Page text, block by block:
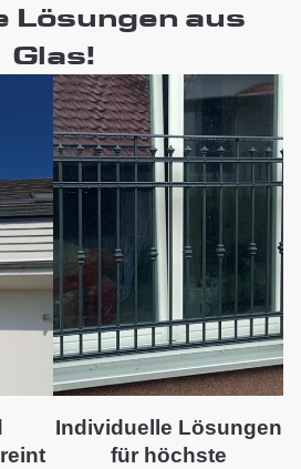
Lösungen aus
Glas!
Individuelle Lösungen
für höchste